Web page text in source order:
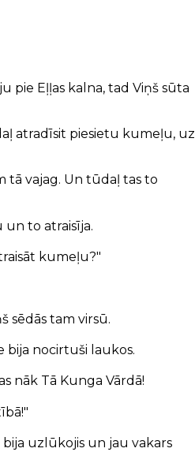
pie Eļļas kalna, tad Viņš sūta
atradīsit piesietu kumeļu, uz
tā vajag. Un tūdaļ tas to
to atraisīja.
kumeļu?"
sēdās tam virsū.
bija nocirtuši laukos.
nāk Tā Kunga Vārdā!
uzlūkojis un jau vakars